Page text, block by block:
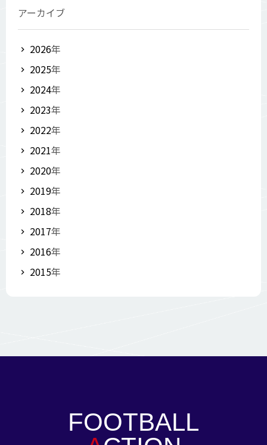
アーカイブ
2026年
2025年
2024年
2023年
2022年
2021年
2020年
2019年
2018年
2017年
2016年
2015年
FOOTBALL